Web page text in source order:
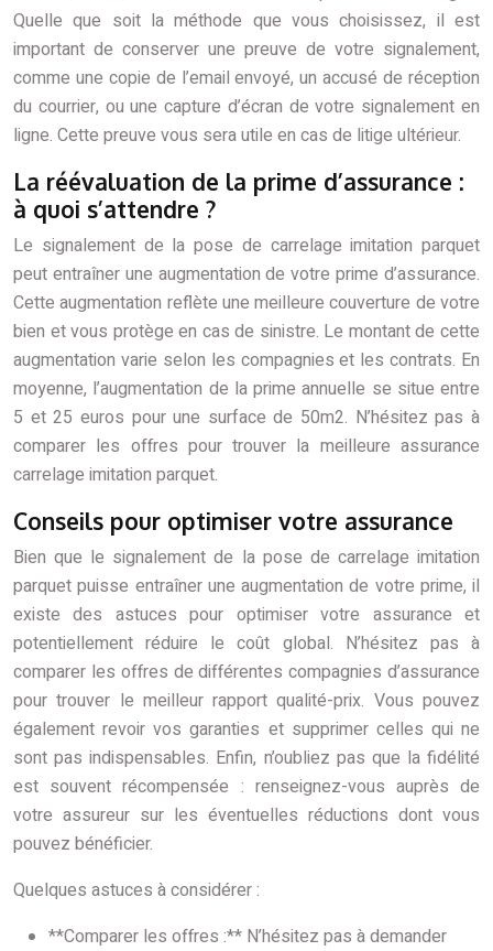
Quelle que soit la méthode que vous choisissez, il est
important de conserver une preuve de votre signalement,
comme une copie de l’email envoyé, un accusé de réception
du courrier, ou une capture d’écran de votre signalement en
ligne. Cette preuve vous sera utile en cas de litige ultérieur.
La réévaluation de la prime d’assurance :
à quoi s’attendre ?
Le signalement de la pose de carrelage imitation parquet
peut entraîner une augmentation de votre prime d’assurance.
Cette augmentation reflète une meilleure couverture de votre
bien et vous protège en cas de sinistre. Le montant de cette
augmentation varie selon les compagnies et les contrats. En
moyenne, l’augmentation de la prime annuelle se situe entre
5 et 25 euros pour une surface de 50m2. N’hésitez pas à
comparer les offres pour trouver la meilleure assurance
carrelage imitation parquet.
Conseils pour optimiser votre assurance
Bien que le signalement de la pose de carrelage imitation
parquet puisse entraîner une augmentation de votre prime, il
existe des astuces pour optimiser votre assurance et
potentiellement réduire le coût global. N’hésitez pas à
comparer les offres de différentes compagnies d’assurance
pour trouver le meilleur rapport qualité-prix. Vous pouvez
également revoir vos garanties et supprimer celles qui ne
sont pas indispensables. Enfin, n’oubliez pas que la fidélité
est souvent récompensée : renseignez-vous auprès de
votre assureur sur les éventuelles réductions dont vous
pouvez bénéficier.
Quelques astuces à considérer :
**Comparer les offres :** N’hésitez pas à demander